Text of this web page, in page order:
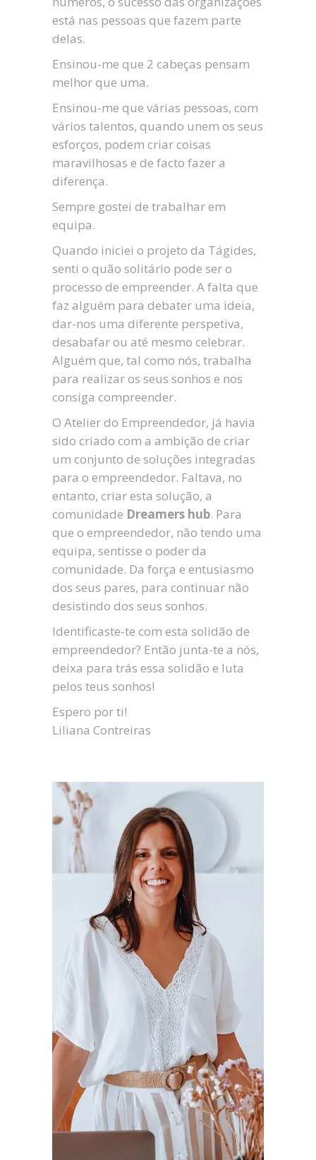
está nas pessoas que fazem parte
delas.
Ensinou-me que 2 cabeças pensam
melhor que uma.
Ensinou-me que várias pessoas, com
vários talentos, quando unem os seus
esforços, podem criar coisas
maravilhosas e de facto fazer a
diferença.
Sempre gostei de trabalhar em
equipa.
Quando iniciei o projeto da Tágides,
senti o quão solitário pode ser o
processo de empreender. A falta que
faz alguém para debater uma ideia,
dar-nos uma diferente perspetiva,
desabafar ou até mesmo celebrar.
Alguém que, tal como nós, trabalha
para realizar os seus sonhos e nos
consiga compreender.
O Atelier do Empreendedor, já havia
sido criado com a ambição de criar
um conjunto de soluções integradas
para o empreendedor. Faltava, no
entanto, criar esta solução, a
comunidade Dreamers hub. Para
que o empreendedor, não tendo uma
equipa, sentisse o poder da
comunidade. Da força e entusiasmo
dos seus pares, para continuar não
desistindo dos seus sonhos.
Identificaste-te com esta solidão de
empreendedor? Então junta-te a nós,
deixa para trás essa solidão e luta
pelos teus sonhos!
Espero por ti!
Liliana Contreiras